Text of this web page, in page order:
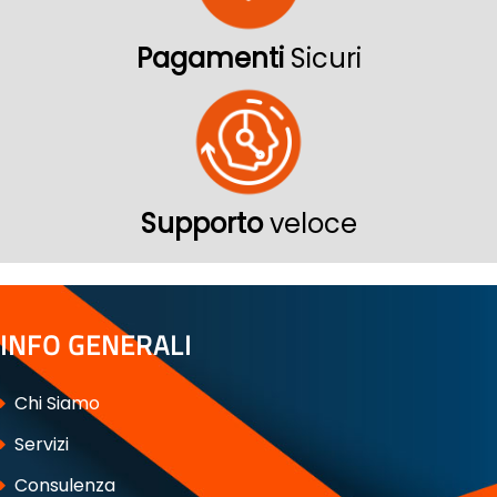
Pagamenti Sicuri
Supportoveloce
INFO GENERALI
Chi Siamo
Servizi
Consulenza